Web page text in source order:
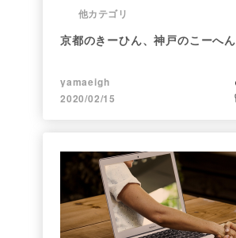
他カテゴリ
京都のきーひん、神戸のこーへん
yamaeigh
2020/02/15